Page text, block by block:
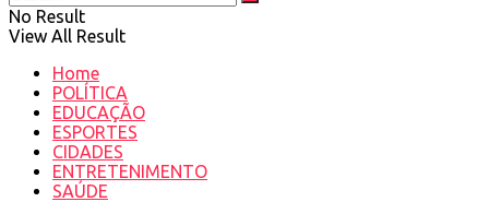
No Result
View All Result
Home
POLÍTICA
EDUCAÇÃO
ESPORTES
CIDADES
ENTRETENIMENTO
SAÚDE